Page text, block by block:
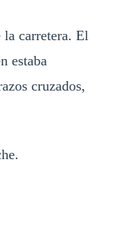
la carretera. El
estaba
cruzados,